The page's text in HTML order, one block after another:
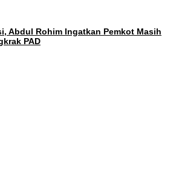
Abdul Rohim Ingatkan Pemkot Masih
PAD